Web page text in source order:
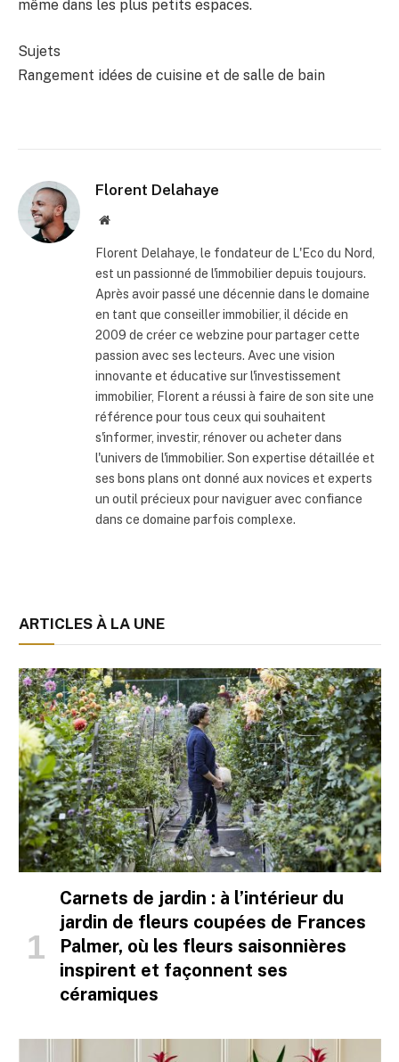
même dans les plus petits espaces.
Sujets
Rangement idées de cuisine et de salle de bain
Florent Delahaye
Site
Florent Delahaye, le fondateur de L'Eco du Nord,
est un passionné de l'immobilier depuis toujours.
Après avoir passé une décennie dans le domaine
en tant que conseiller immobilier, il décide en
2009 de créer ce webzine pour partager cette
passion avec ses lecteurs. Avec une vision
innovante et éducative sur l'investissement
immobilier, Florent a réussi à faire de son site une
référence pour tous ceux qui souhaitent
s'informer, investir, rénover ou acheter dans
l'univers de l'immobilier. Son expertise détaillée et
ses bons plans ont donné aux novices et experts
un outil précieux pour naviguer avec confiance
dans ce domaine parfois complexe.
ARTICLES À LA UNE
Carnets de jardin : à l’intérieur du
jardin de fleurs coupées de Frances
Palmer, où les fleurs saisonnières
inspirent et façonnent ses
céramiques